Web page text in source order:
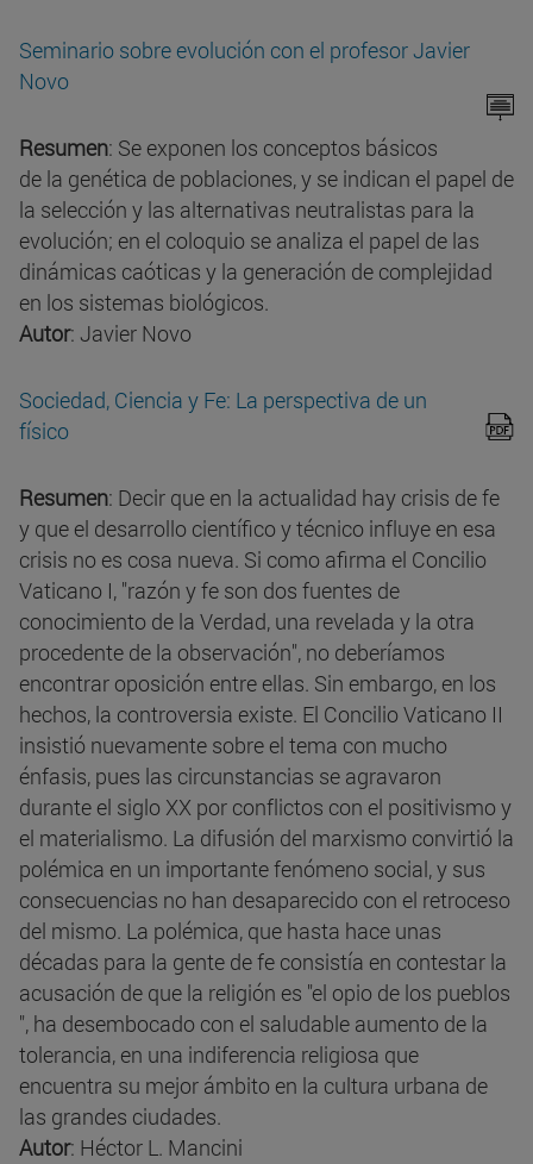
Seminario sobre evolución con el profesor Javier
Novo
Resumen: Se exponen los conceptos básicos
de la genética de poblaciones, y se indican el papel de
la selección y las alternativas neutralistas para la
evolución; en el coloquio se analiza el papel de las
dinámicas caóticas y la generación de complejidad
en los sistemas biológicos.
Autor: Javier Novo
Sociedad, Ciencia y Fe: La perspectiva de un
físico
Resumen: Decir que en la actualidad hay crisis de fe
y que el desarrollo científico y técnico influye en esa
crisis no es cosa nueva. Si como afirma el Concilio
Vaticano I, "razón y fe son dos fuentes de
conocimiento de la Verdad, una revelada y la otra
procedente de la observación", no deberíamos
encontrar oposición entre ellas. Sin embargo, en los
hechos, la controversia existe. El Concilio Vaticano II
insistió nuevamente sobre el tema con mucho
énfasis, pues las circunstancias se agravaron
durante el siglo XX por conflictos con el positivismo y
el materialismo. La difusión del marxismo convirtió la
polémica en un importante fenómeno social, y sus
consecuencias no han desaparecido con el retroceso
del mismo. La polémica, que hasta hace unas
décadas para la gente de fe consistía en contestar la
acusación de que la religión es "el opio de los pueblos
", ha desembocado con el saludable aumento de la
tolerancia, en una indiferencia religiosa que
encuentra su mejor ámbito en la cultura urbana de
las grandes ciudades.
Autor: Héctor L. Mancini